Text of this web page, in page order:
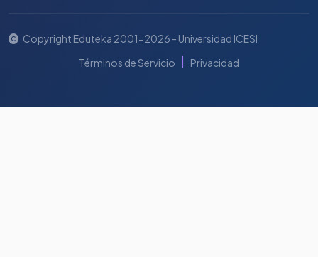
Copyright Eduteka 2001-2026 - Universidad ICESI
Términos de Servicio | Privacidad